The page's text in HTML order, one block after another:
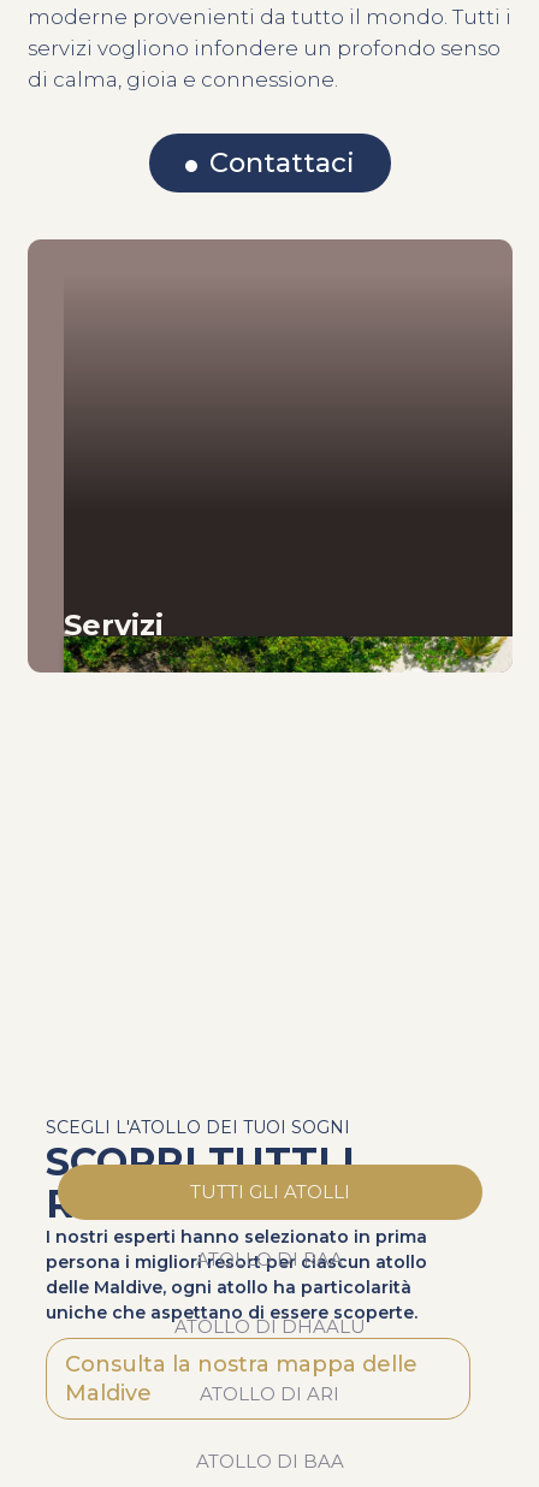
moderne provenienti da tutto il mondo. Tutti i
servizi vogliono infondere un profondo senso
di calma, gioia e connessione.
Contattaci
Servizi
SCEGLI L'ATOLLO DEI TUOI SOGNI
SCOPRI TUTTI I
RESORT
I nostri esperti hanno selezionato in prima
persona i migliori resort per ciascun atollo
delle Maldive, ogni atollo ha particolarità
uniche che aspettano di essere scoperte.
Consulta la nostra mappa delle
Maldive
TUTTI GLI ATOLLI
ATOLLO DI RAA
ATOLLO DI DHAALU
ATOLLO DI ARI
ATOLLO DI BAA